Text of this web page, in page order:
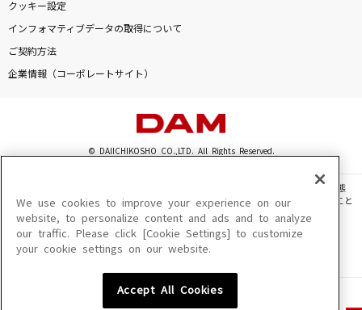
クッキー設定
インフォマティブデータの取得について
ご契約方法
企業情報（コーポレートサイト）
© DAIICHIKOSHO CO.,LTD. All Rights Reserved.
このサイトに掲載されている一切の文章・画像・写真・動画・音声等を、手段や形態
を問わず、著作権法の定める範囲を超えて無断で複製、転載、ファイル化などすること
を禁じます。
楽曲及びコンテンツは、機種によりご利用いただけない場合があります。
楽曲及びコンテンツの配信日、配信内容が変更になる場合があります。
We use cookies to improve your experience on our
website, to personalize content and ads and to analyze
our traffic. Please click [Cookie Settings] to customize
your cookie settings on our website.
Accept All Cookies